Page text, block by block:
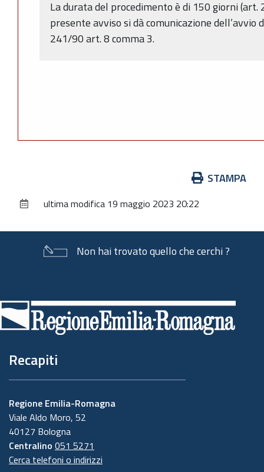
La durata del procedimento è di 150 giorni (art.
presente avviso si dà comunicazione dell’avvio
241/90 art. 8 comma 3.
documento
STAMPA
ultima modifica 19 maggio 2023 20:22
Non hai trovato quello che cerchi ?
di
pagina
Recapiti
Regione Emilia-Romagna
Viale Aldo Moro, 52
40127 Bologna
Centralino 051 5271
Cerca telefoni o indirizzi